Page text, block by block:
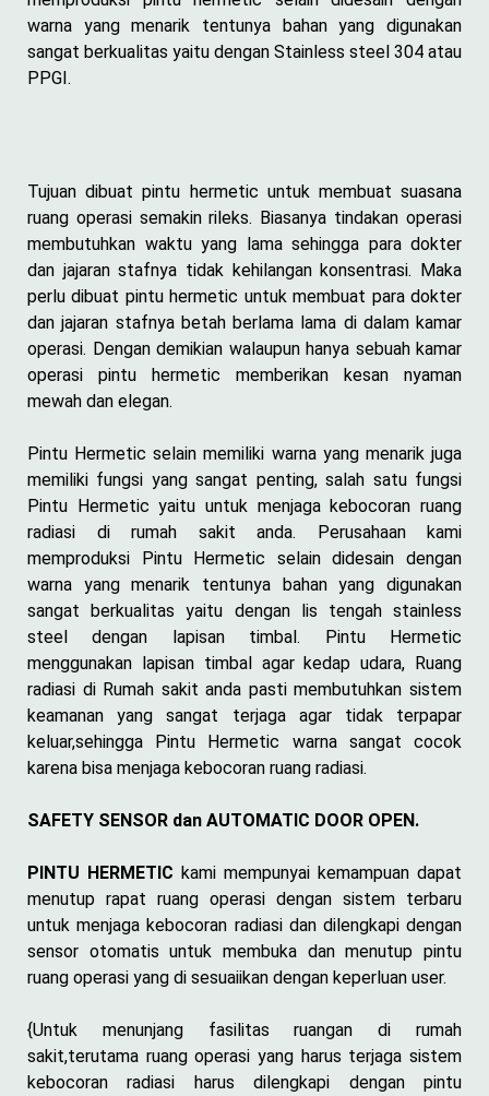
warna yang menarik tentunya bahan yang digunakan
sangat berkualitas yaitu dengan Stainless steel 304 atau
PPGI.
Tujuan dibuat pintu hermetic untuk membuat suasana
ruang operasi semakin rileks. Biasanya tindakan operasi
membutuhkan waktu yang lama sehingga para dokter
dan jajaran stafnya tidak kehilangan konsentrasi. Maka
perlu dibuat pintu hermetic untuk membuat para dokter
dan jajaran stafnya betah berlama lama di dalam kamar
operasi. Dengan demikian walaupun hanya sebuah kamar
operasi pintu hermetic memberikan kesan nyaman
mewah dan elegan.
Pintu Hermetic selain memiliki warna yang menarik juga
memiliki fungsi yang sangat penting, salah satu fungsi
Pintu Hermetic yaitu untuk menjaga kebocoran ruang
radiasi di rumah sakit anda. Perusahaan kami
memproduksi Pintu Hermetic selain didesain dengan
warna yang menarik tentunya bahan yang digunakan
sangat berkualitas yaitu dengan lis tengah stainless
steel dengan lapisan timbal. Pintu Hermetic
menggunakan lapisan timbal agar kedap udara, Ruang
radiasi di Rumah sakit anda pasti membutuhkan sistem
keamanan yang sangat terjaga agar tidak terpapar
keluar,sehingga Pintu Hermetic warna sangat cocok
karena bisa menjaga kebocoran ruang radiasi.
SAFETY SENSOR dan AUTOMATIC DOOR OPEN.
PINTU HERMETIC kami mempunyai kemampuan dapat
menutup rapat ruang operasi dengan sistem terbaru
untuk menjaga kebocoran radiasi dan dilengkapi dengan
sensor otomatis untuk membuka dan menutup pintu
ruang operasi yang di sesuaiikan dengan keperluan user.
{Untuk menunjang fasilitas ruangan di rumah
sakit,terutama ruang operasi yang harus terjaga sistem
kebocoran radiasi harus dilengkapi dengan pintu